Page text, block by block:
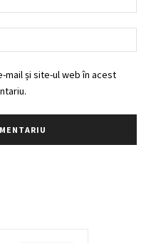
mail și site-ul web în acest